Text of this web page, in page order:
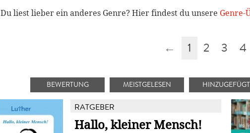
Du liest lieber ein anderes Genre? Hier findest du unsere Genre-
← 1 2 3 4
BEWERTUNG MEISTGELESEN HINZUGEFÜGT
RATGEBER
Hallo, kleiner Mensch!